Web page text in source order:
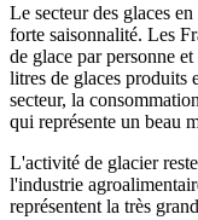
Le secteur des glaces
forte saisonnalité. Les
de glace par personne
litres de glaces produits
secteur, la
qui représente un beau
L'activité de glacier
l'industrie
représentent la très